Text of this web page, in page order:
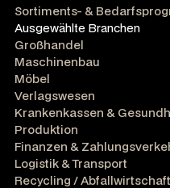
Sortiments- &
Ausgewählte Branchen
Großhandel
Maschinenbau
Möbel
Verlagswesen
Krankenkassen &
Produktion
Finanzen &
Logistik & Transport
Recycling / Abfallwirtschaft